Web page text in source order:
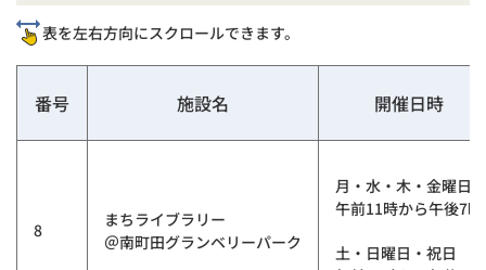
表を左右方向にスクロールできます。
番号 施設名 開催日時
8
まちライブラリー
＠南町田グランベリーパーク
月・水・木・金曜日
午前11時から午後7時
土・日曜日・祝日